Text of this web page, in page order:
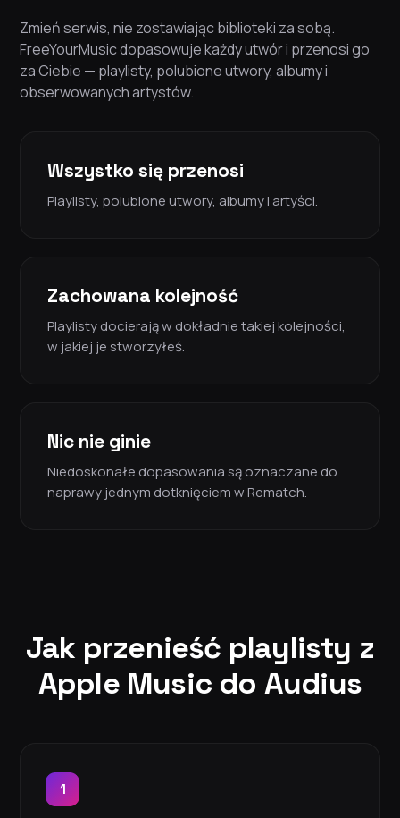
Zmień serwis, nie zostawiając biblioteki za sobą.
FreeYourMusic dopasowuje każdy utwór i przenosi go
za Ciebie — playlisty, polubione utwory, albumy i
obserwowanych artystów.
Wszystko się przenosi
Playlisty, polubione utwory, albumy i artyści.
Zachowana kolejność
Playlisty docierają w dokładnie takiej kolejności,
w jakiej je stworzyłeś.
Nic nie ginie
Niedoskonałe dopasowania są oznaczane do
naprawy jednym dotknięciem w Rematch.
Jak przenieść playlisty z
Apple Music do Audius
1